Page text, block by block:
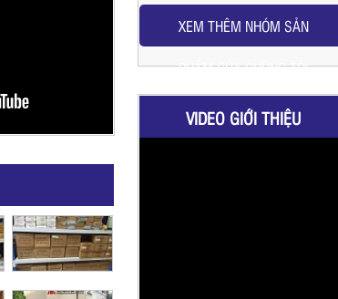
XEM THÊM NHÓM SẢN
PHẨM CỦA CHÚNG TÔI
VIDEO GIỚI THIỆU